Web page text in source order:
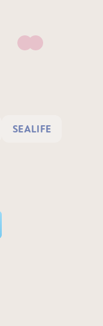
Pink
SEALIFE
pour augmenter ou